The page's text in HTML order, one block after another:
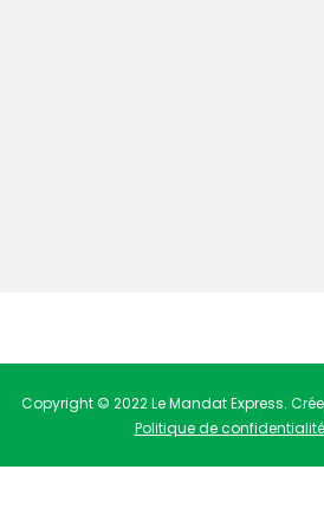
Copyright © 2022 Le Mandat Express.
Politique de confidentialité